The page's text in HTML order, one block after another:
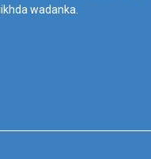
wadanka.